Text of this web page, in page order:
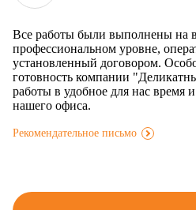
Все работы были выполнены на
профессиональном уровне,
установленный договором.
готовность компании
работы в удобное для нас время
нашего офиса.
Рекомендательное письмо .